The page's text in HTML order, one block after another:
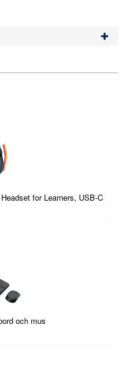
for Learners, USB-C
och mus